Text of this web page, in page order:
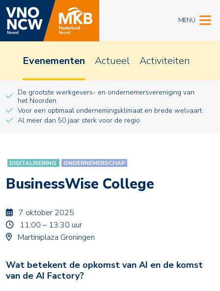
MENU
Evenementen Actueel Activiteiten
De grootste werkgevers- en ondernemersvereniging van
het Noorden
Voor een optimaal ondernemingsklimaat en brede welvaart
Al meer dan 50 jaar sterk voor de regio
DIGITALISERING ONDERNEMERSCHAP
BusinessWise College
7 oktober 2025
11:00 – 13:30 uur
Martiniplaza Groningen
Wat betekent de opkomst van AI en de komst
van de AI Factory?